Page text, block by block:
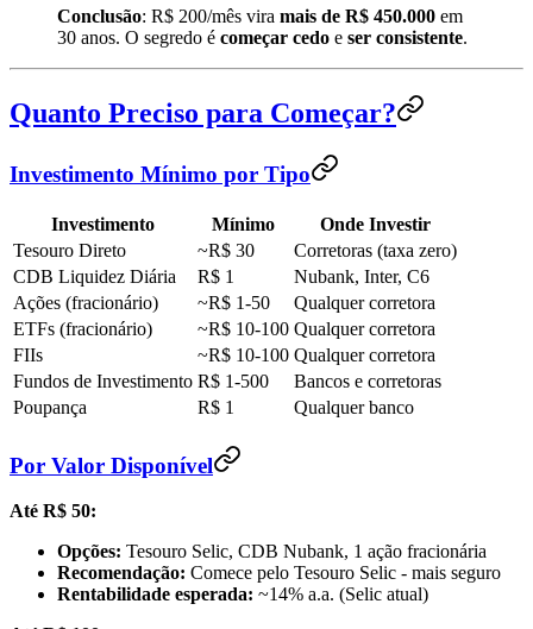
Conclusão: R$ 200/mês vira mais de R$ 450.000 em
30 anos. O segredo é começar cedo e ser consistente.
Quanto Preciso para Começar?
Investimento Mínimo por Tipo
Investimento Mínimo
Onde Investir
Tesouro Direto
~R$ 30
Corretoras (taxa zero)
CDB Liquidez Diária
R$ 1
Nubank, Inter, C6
Ações (fracionário)
~R$ 1-50
Qualquer corretora
ETFs (fracionário)
~R$ 10-100 Qualquer corretora
FIIs
~R$ 10-100 Qualquer corretora
Fundos de Investimento R$ 1-500
Bancos e corretoras
Poupança
R$ 1 Qualquer banco
Por Valor Disponível
Até R$ 50:
Opções: Tesouro Selic, CDB Nubank, 1 ação fracionária
Recomendação: Comece pelo Tesouro Selic - mais seguro
Rentabilidade esperada: ~14% a.a. (Selic atual)